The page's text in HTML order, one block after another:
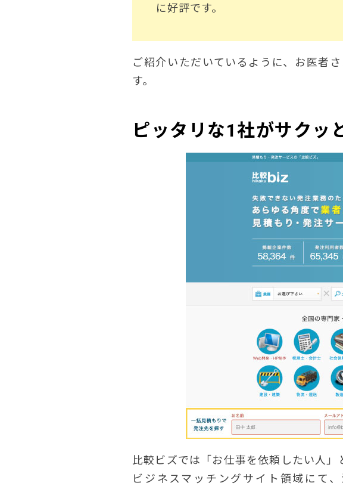
に好評です。
ご紹介いただいているように、お医者
す。
ピッタリな1社がサクッ
比較ビズでは「お仕事を依頼したい人
ビジネスマッチングサイト領域にて